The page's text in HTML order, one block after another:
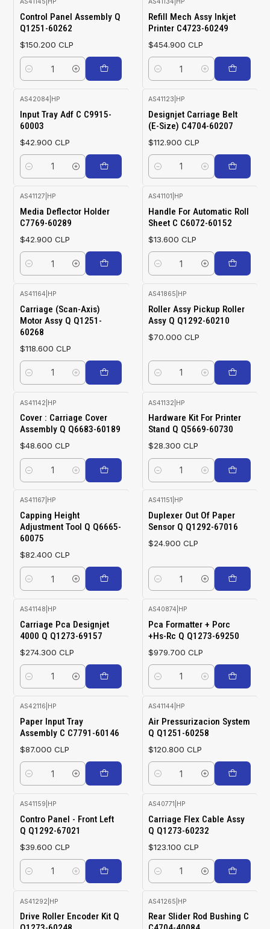
AS41145 HP
Control Panel Assembly Q
Q1251-60262
$150.200 CLP
Cantidad
AS41134 HP
Refill Mech Assy Inkjet
Printer C4723-60249
$454.900 CLP
Cantidad
AS42084 HP
Input Tray Adf C C9915-
60003
$42.900 CLP
Cantidad
AS41123 HP
Designjet Carriage Belt
(E-Size) C4704-60207
$112.900 CLP
Cantidad
AS41127 HP
Media Deflector Holder
C7769-60289
$42.900 CLP
Cantidad
AS41101 HP
Handle For Automatic Roll
Sheet C C6072-60152
$13.600 CLP
Cantidad
AS41164 HP
Carriage (Scan-Axis)
Motor Assy Q Q1251-
60268
$118.600 CLP
Cantidad
AS41865 HP
Roller Assy Pickup Roller
Assy Q Q1292-60210
$70.000 CLP
Cantidad
AS41142 HP
Cover : Carriage Cover
Assembly Q Q6683-60189
$48.600 CLP
Cantidad
AS41132 HP
Hardware Kit For Printer
Stand Q Q5669-60730
$28.300 CLP
Cantidad
AS41167 HP
Capping Height
Adjustment Tool Q Q6665-
60075
$82.400 CLP
Cantidad
AS41151 HP
Duplexer Out Of Paper
Sensor Q Q1292-67016
$24.900 CLP
Cantidad
AS41148 HP
Carriage Pca Designjet
4000 Q Q1273-69157
$274.300 CLP
Cantidad
AS40874 HP
Pca Formatter + Porc
+Hs-Rc Q Q1273-69250
$979.700 CLP
Cantidad
AS42116 HP
Paper Input Tray
Assembly C C7791-60146
$87.000 CLP
Cantidad
AS41144 HP
Air Pressurizacion System
Q Q1251-60258
$120.800 CLP
Cantidad
AS41159 HP
Contro Panel - Front Left
Q Q1292-67021
$39.600 CLP
Cantidad
AS40771 HP
Carriage Flex Cable Assy
Q Q1273-60232
$123.100 CLP
Cantidad
AS41292 HP
Drive Roller Encoder Kit Q
AS41265 HP
Rear Slider Rod Bushing C